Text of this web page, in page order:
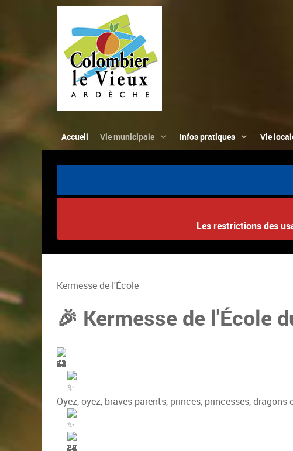
Accueil Vie municipale Infos pratiques Vie
Les restrictions des
Kermesse de l'École
🎉 Kermesse de l'École
Oyez, oyez, braves parents, princes, princesses,